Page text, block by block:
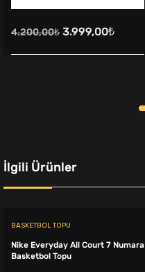
4.200,00₺ Orijinal
fiyat:
3.999,00₺Şu
andaki
İlgili Ürünler
BASKETBOL TOPU
Nike Everyday All Court 7 Numara
Basketbol Topu